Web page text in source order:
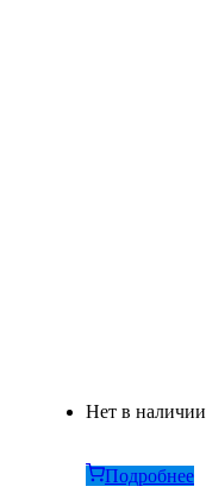
Нет в наличии
Подробнее